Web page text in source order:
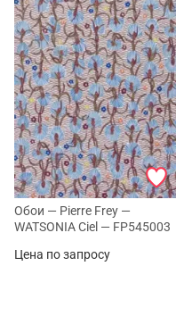
Обои — Pierre Frey —
WATSONIA Ciel — FP545003
Цена по запросу